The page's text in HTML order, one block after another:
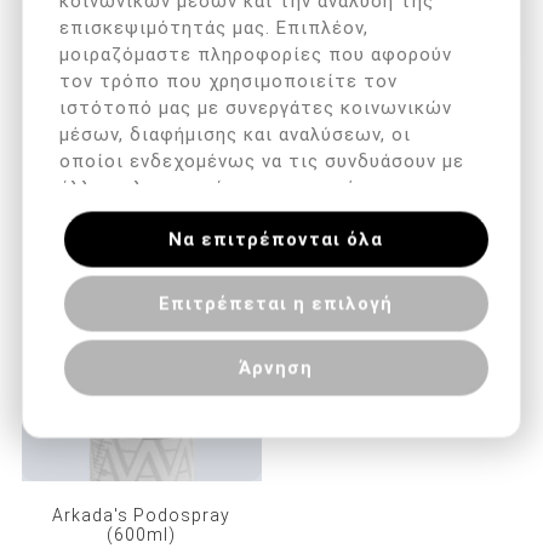
Προστατευτικό σιλικόνης
βλαίσου μεγάλου
δακτύλου με
διαχωριστικό
€ 10,00 με ΦΠΑ
Arkada's TT Sept (250ml)
Arkada's Podospray
(600ml)
επισκεψιμότητάς μας. Επιπλέον,
μοιραζόμαστε πληροφορίες που αφορούν
τον τρόπο που χρησιμοποιείτε τον
ιστότοπό μας με συνεργάτες κοινωνικών
μέσων, διαφήμισης και αναλύσεων, οι
οποίοι ενδεχομένως να τις συνδυάσουν με
άλλες πληροφορίες που τους έχετε
παραχωρήσει ή τις οποίες έχουν συλλέξει
σε σχέση με την από μέρους σας χρήση
των υπηρεσιών τους.
Άρνηση
Επιτρέπεται η επιλογή
Να επιτρέπονται όλα